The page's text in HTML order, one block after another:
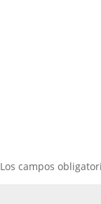
Los campos